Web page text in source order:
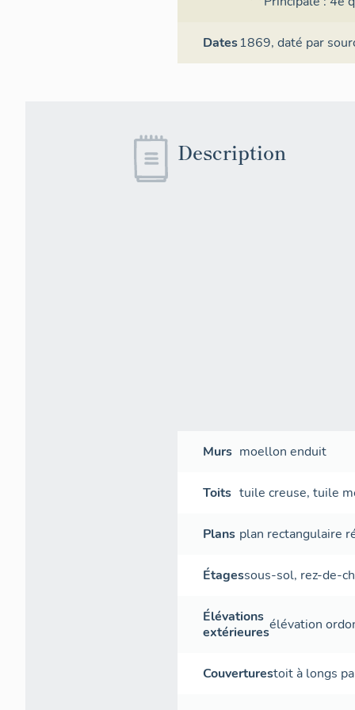
Dates1869,daté par
Description
Murs moellon enduit
Toits tuile creuse,tuile
Plans plan rectangulaire
Étagessous-sol, rez-de-
Élévations
extérieuresélévation
Couverturestoit à longs